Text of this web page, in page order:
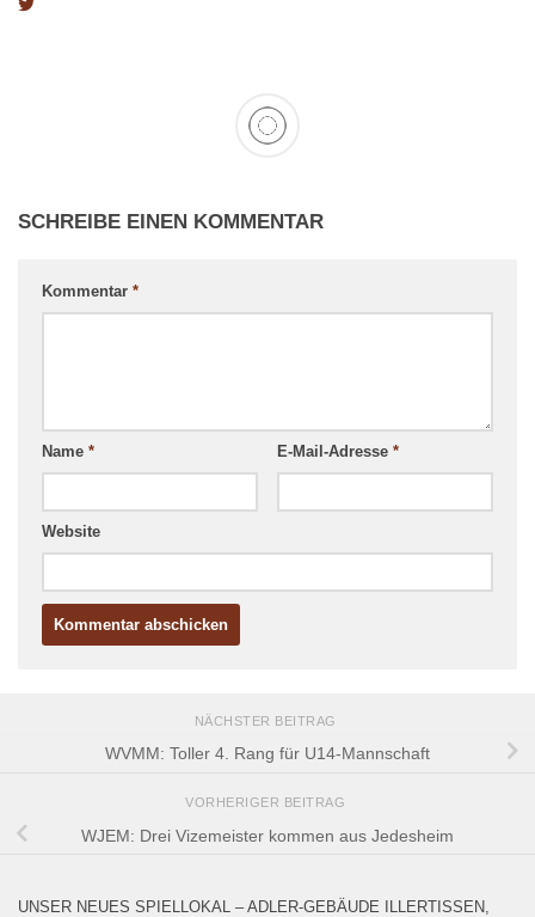
SCHREIBE EINEN KOMMENTAR
Kommentar *
Name * E-Mail-Adresse *
Website
NÄCHSTER BEITRAG
WVMM: Toller 4. Rang für U14-Mannschaft
VORHERIGER BEITRAG
WJEM: Drei Vizemeister kommen aus Jedesheim
UNSER NEUES SPIELLOKAL – ADLER-GEBÄUDE ILLERTISSEN,